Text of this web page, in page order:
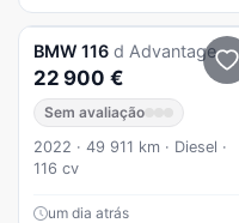
BMW 116 d Advantage
22 900 €
Sem avaliação
2022 · 49 911 km · Diesel ·
116 cv
um dia atrás